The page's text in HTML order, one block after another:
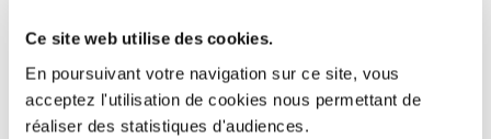
Ce site web utilise des cookies.
En poursuivant votre navigation sur ce site, vous
acceptez l'utilisation de cookies nous permettant de
réaliser des statistiques d'audiences.